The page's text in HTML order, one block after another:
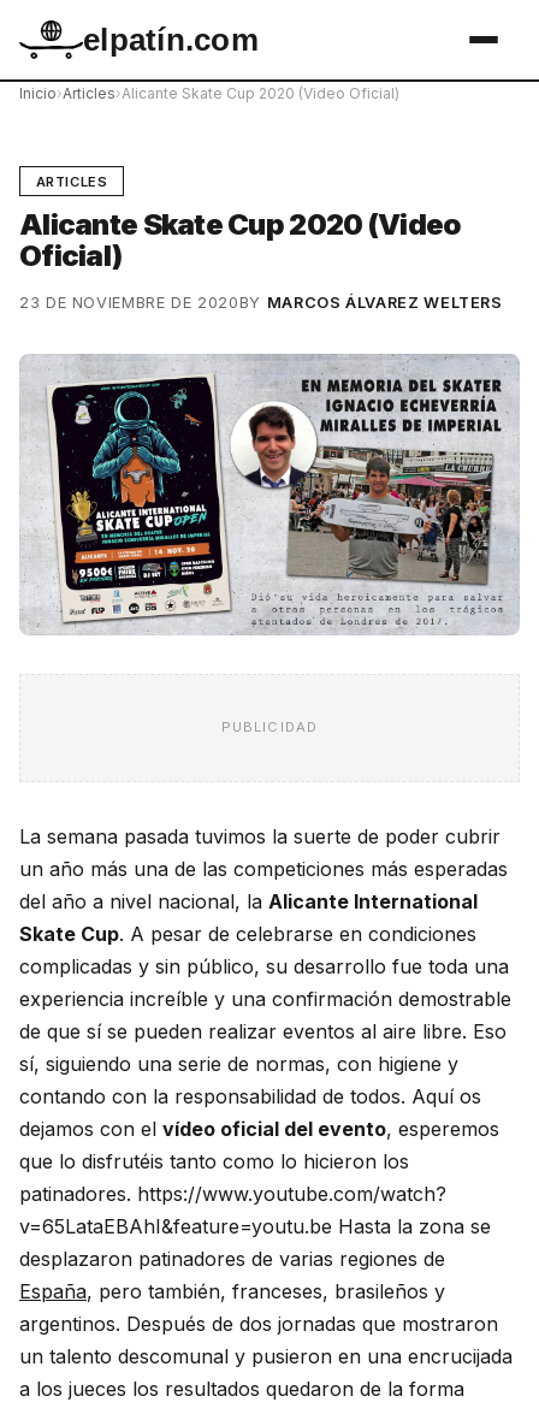
elpatín.com
Inicio›Articles›Alicante Skate Cup 2020 (Video Oficial)
ARTICLES
Alicante Skate Cup 2020 (Video
Oficial)
23 DE NOVIEMBRE DE 2020BY MARCOS ÁLVAREZ WELTERS
PUBLICIDAD
La semana pasada tuvimos la suerte de poder cubrir
un año más una de las competiciones más esperadas
del año a nivel nacional, la Alicante International
Skate Cup. A pesar de celebrarse en condiciones
complicadas y sin público, su desarrollo fue toda una
experiencia increíble y una confirmación demostrable
de que sí se pueden realizar eventos al aire libre. Eso
sí, siguiendo una serie de normas, con higiene y
contando con la responsabilidad de todos. Aquí os
dejamos con el vídeo oficial del evento, esperemos
que lo disfrutéis tanto como lo hicieron los
patinadores. https://www.youtube.com/watch?
v=65LataEBAhI&feature=youtu.be Hasta la zona se
desplazaron patinadores de varias regiones de
España, pero también, franceses, brasileños y
argentinos. Después de dos jornadas que mostraron
un talento descomunal y pusieron en una encrucijada
a los jueces los resultados quedaron de la forma